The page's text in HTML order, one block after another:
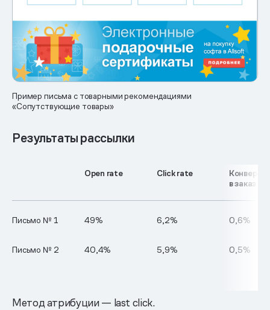
Пример письма с товарными рекомендациями
«Сопутствующие товары»
Результаты рассылки
Open rate Click rate
в заказ
Письмо № 1 49% 6,2% 0,6%
Письмо № 2 40,4% 5,9% 0,5%
Метод атрибуции — last click.